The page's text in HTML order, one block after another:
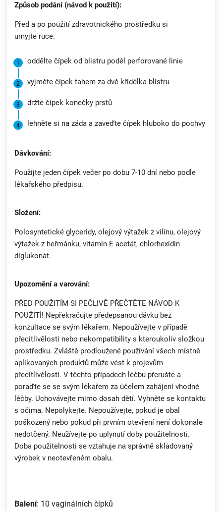
Způsob podání (návod k použití):
Před a po použití zdravotnického prostředku si
umyjte ruce.
oddělte čípek od blistru podél perforované linie
vyjměte čípek tahem za dvě křidélka blistru
držte čípek konečky prstů
lehněte si na záda a zaveďte čípek hluboko do pochvy
Dávkování:
Použijte jeden čípek večer po dobu 7-10 dní nebo podle
lékařského předpisu.
Složení:
Polosyntetické glyceridy, olejový výtažek z vilínu, olejový
výtažek z heřmánku, vitamin E acetát, chlorhexidin
diglukonát.
Upozornění a varování:
PŘED POUŽITÍM SI PEČLIVĚ PŘEČTĚTE NÁVOD K
POUŽITÍ! Nepřekračujte předepsanou dávku bez
konzultace se svým lékařem. Nepoužívejte v případě
přecitlivělosti nebo nekompatibility s kteroukoliv složkou
prostředku. Zvláště prodloužené používání všech místně
aplikovaných produktů může vést k projevům
přecitlivělosti. V těchto případech léčbu přerušte a
poraďte se se svým lékařem za účelem zahájení vhodné
léčby. Uchovávejte mimo dosah dětí. Vyhněte se kontaktu
s očima. Nepolykejte. Nepoužívejte, pokud je obal
poškozený nebo pokud při prvním otevření není dokonale
nedotčený. Neužívejte po uplynutí doby použitelnosti.
Doba použitelnosti se vztahuje na správně skladovaný
výrobek v neotevřeném obalu.
Balení: 10 vaginálních čípků